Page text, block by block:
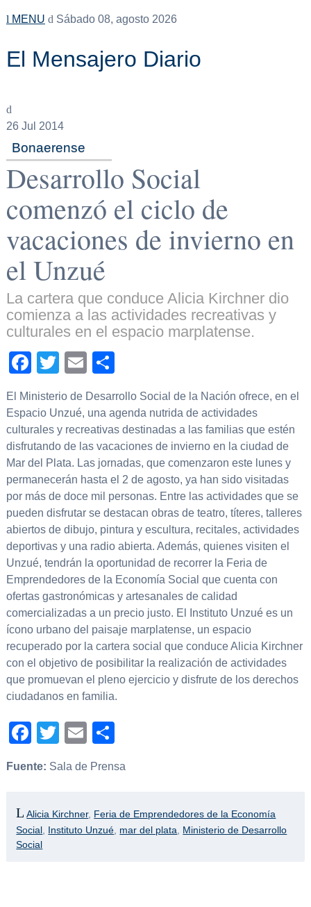
MENU Sábado 08, agosto 2026
El Mensajero Diario
26Jul 2014
Bonaerense
Desarrollo Social
comenzó el ciclo de
vacaciones de invierno en
el Unzué
La cartera que conduce Alicia Kirchner dio
comienza a las actividades recreativas y
culturales en el espacio marplatense.
Facebook
TwitterEmail
El Ministerio de Desarrollo Social de la Nación ofrece, en el
Espacio Unzué, una agenda nutrida de actividades
culturales y recreativas destinadas a las familias que estén
disfrutando de las vacaciones de invierno en la ciudad de
Mar del Plata. Las jornadas, que comenzaron este lunes y
permanecerán hasta el 2 de agosto, ya han sido visitadas
por más de doce mil personas. Entre las actividades que se
pueden disfrutar se destacan obras de teatro, títeres, talleres
abiertos de dibujo, pintura y escultura, recitales, actividades
deportivas y una radio abierta. Además, quienes visiten el
Unzué, tendrán la oportunidad de recorrer la Feria de
Emprendedores de la Economía Social que cuenta con
ofertas gastronómicas y artesanales de calidad
comercializadas a un precio justo. El Instituto Unzué es un
ícono urbano del paisaje marplatense, un espacio
recuperado por la cartera social que conduce Alicia Kirchner
con el objetivo de posibilitar la realización de actividades
que promuevan el pleno ejercicio y disfrute de los derechos
ciudadanos en familia.
Facebook
TwitterEmail
Fuente: Sala de Prensa
Alicia Kirchner, Feria de Emprendedores de la Economía
Social Instituto Unzué mar del plata
Ministerio de Desarrollo
Social